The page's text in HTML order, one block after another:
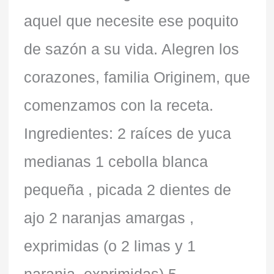
aquel que necesite ese poquito
de sazón a su vida. Alegren los
corazones, familia Originem, que
comenzamos con la receta.
Ingredientes: 2 raíces de yuca
medianas 1 cebolla blanca
pequeña , picada 2 dientes de
ajo 2 naranjas amargas ,
exprimidas (o 2 limas y 1